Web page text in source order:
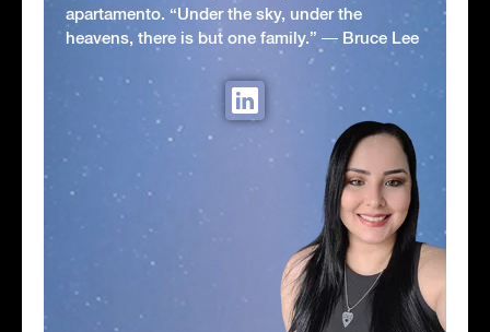
apartamento. “Under the sky, under the
heavens, there is but one family.” ― Bruce Lee